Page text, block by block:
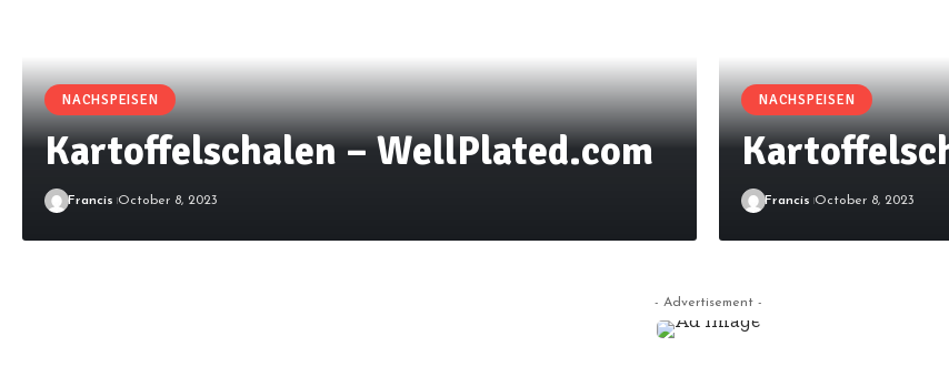
NACHSPEISEN
Kartoffelschalen – WellPlated.com
Francis October 8, 2023
NACHSPEISEN
Francis October 8, 2023
- Advertisement -